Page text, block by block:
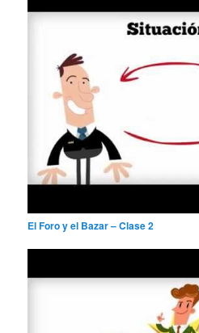
El Foro y el Bazar – Clase 2